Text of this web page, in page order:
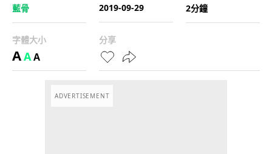
藍骨
2019-09-29
2分鐘
字體大小
AAA
分享
ADVERTISEMENT